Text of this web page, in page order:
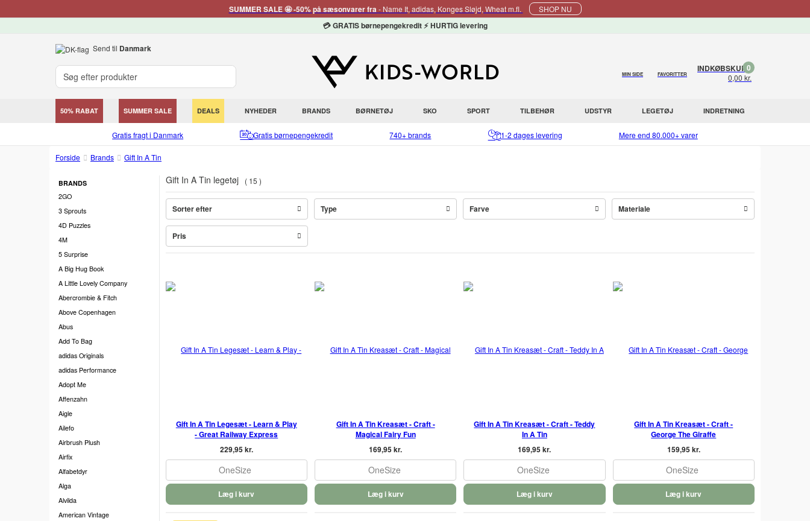
SUMMER SALE 🤩 -50% på sæsonvarer fra- Name It, adidas, Konges Sløjd, Wheat m.fl. SHOP NU
💳 GRATIS børnepengekredit ⚡ HURTIG levering
Send til Danmark
MIN SIDE FAVORITTER
INDKØBSKURV
0,00 kr.
0
50% RABAT SUMMER SALE DEALS NYHEDER BRANDS BØRNETØJ SKO SPORT TILBEHØR UDSTYR LEGETØJ INDRETNING
Gratis fragt i Danmark Gratis børnepengekredit 740+ brands 1-2 dages levering Mere end 80.000+ varer
Forside Brands Gift In A Tin
BRANDS
2GO
3 Sprouts
4D Puzzles
4M
5 Surprise
A Big Hug Book
A Little Lovely Company
Abercrombie & Fitch
Above Copenhagen
Abus
Add To Bag
adidas Originals
adidas Performance
Adopt Me
Affenzahn
Aigle
Ailefo
Airbrush Plush
Airfix
Alfabetdyr
Alga
Alvilda
American Vintage
Gift In A Tin legetøj 15
Sorter efter Type Farve Materiale
Pris
Gift In A Tin Legesæt - Learn & Play
- Great Railway Express
229,95 kr.
OneSize
Læg i kurv
Gift In A Tin Kreasæt - Craft -
Magical Fairy Fun
169,95 kr.
OneSize
Læg i kurv
Gift In A Tin Kreasæt - Craft - Teddy
In A Tin
169,95 kr.
OneSize
Læg i kurv
Gift In A Tin Kreasæt - Craft -
George The Giraffe
159,95 kr.
OneSize
Læg i kurv